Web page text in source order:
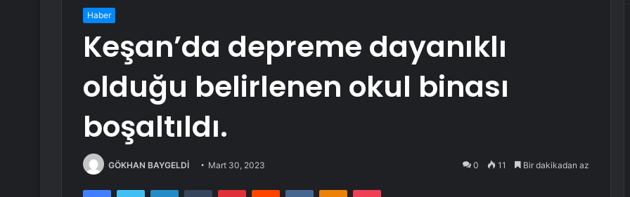
Haber
Keşan’da depreme dayanıklı
olduğu belirlenen okul binası
boşaltıldı.
GÖKHAN BAYGELDİ Mart 30, 2023 0 11 Bir dakikadan az
FacebookTwitter LinkedInTumblr PinterestReddit VKontakteOdnoklassniki
Pocket